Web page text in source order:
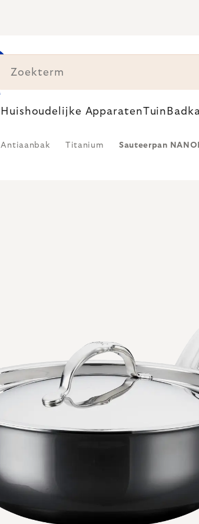
Huishoudelijke ApparatenTuin
Antiaanbak Titanium Sauteerpan